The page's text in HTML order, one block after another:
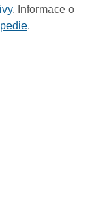
. Informace o
.